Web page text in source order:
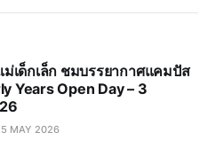
เด็กเล็ก ชมบรรยากาศแคมปัส
Years Open Day – 3
MAY 2026